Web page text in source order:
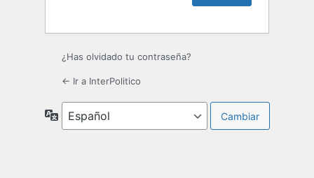
¿Has olvidado tu contraseña?
← Ir a InterPolitico
Idioma